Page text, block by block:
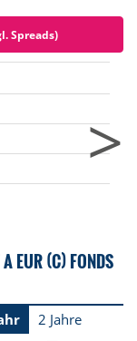
Spreads)
>
EUR (C) FONDS
2 Jahre